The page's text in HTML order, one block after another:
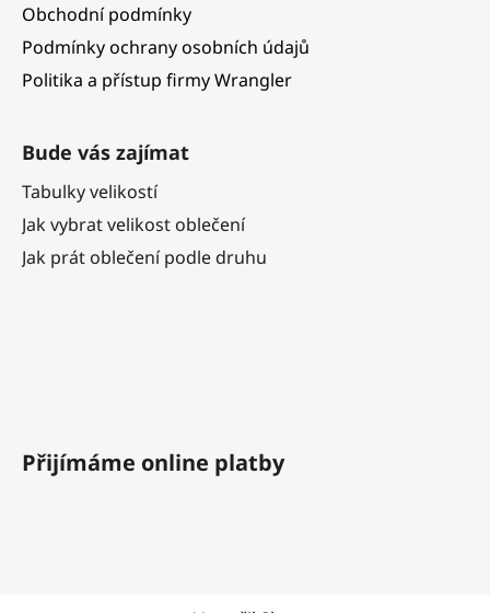
Obchodní podmínky
Podmínky ochrany osobních údajů
Politika a přístup firmy Wrangler
Bude vás zajímat
Tabulky velikostí
Jak vybrat velikost oblečení
Jak prát oblečení podle druhu
Přijímáme online platby